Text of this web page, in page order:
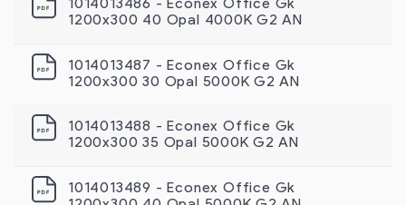
1014013486 - Econex Office Gk
1200x300 40 Opal 4000K G2 AN
1014013487 - Econex Office Gk
1200х300 30 Opal 5000K G2 AN
1014013488 - Econex Office Gk
1200х300 35 Opal 5000K G2 AN
1014013489 - Econex Office Gk